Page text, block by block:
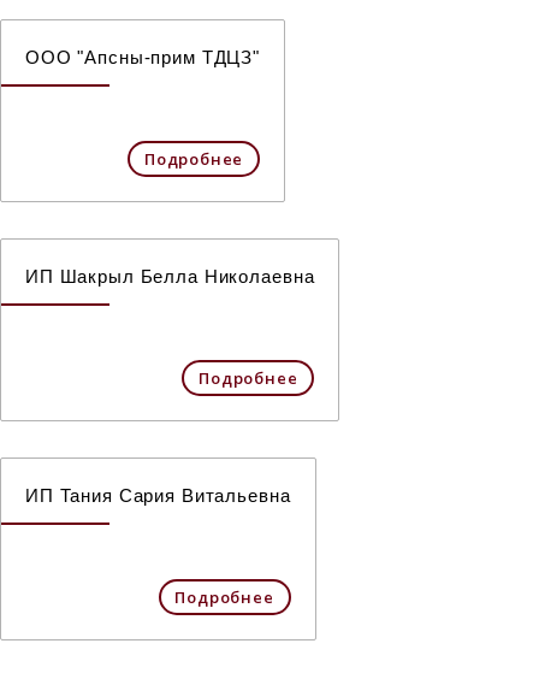
ООО "Апсны-прим ТДЦЗ"
Подробнее
ИП Шакрыл Белла Николаевна
Подробнее
ИП Тания Сария Витальевна
Подробнее